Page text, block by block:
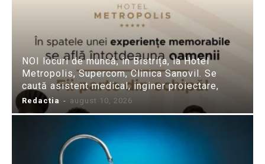
NOI locuri de muncă, în Bistrița, la Hotel
Metropolis, Supercom, Clinica Sanovil. Se
caută asistent medical, inginer proiectare,
Redactia - august 10, 2026